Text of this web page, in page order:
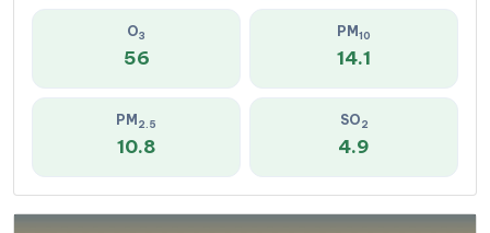
O3
56
PM 10
14.1
PM 2.5
10.8
SO2
4.9